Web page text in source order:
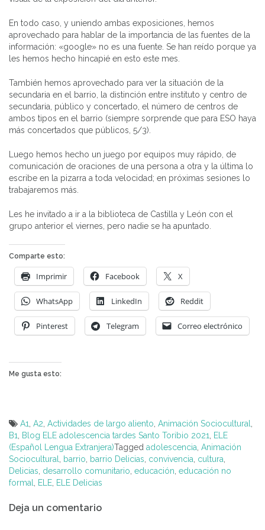
En todo caso, y uniendo ambas exposiciones, hemos
aprovechado para hablar de la importancia de las fuentes de la
información: «google» no es una fuente. Se han reído porque ya
les hemos hecho hincapié en esto este mes.
También hemos aprovechado para ver la situación de la
secundaria en el barrio, la distinción entre instituto y centro de
secundaria, público y concertado, el número de centros de
ambos tipos en el barrio (siempre sorprende que para ESO haya
más concertados que públicos, 5/3).
Luego hemos hecho un juego por equipos muy rápido, de
comunicación de oraciones de una persona a otra y la última lo
escribe en la pizarra a toda velocidad; en próximas sesiones lo
trabajaremos más.
Les he invitado a ir a la biblioteca de Castilla y León con el
grupo anterior el viernes, pero nadie se ha apuntado.
Comparte esto:
Imprimir Facebook X
WhatsApp LinkedIn Reddit
Pinterest Telegram Correo electrónico
Me gusta esto:
A1 A2 Actividades de largo aliento Animación Sociocultural
B1
Blog ELE adolescencia tardes Santo Toribio 2021
ELE
(Español Lengua Extranjera)Tagged adolescencia Animación
Sociocultural
barrio barrio Delicias convivencia cultura
Delicias desarrollo comunitario educación educación no
formal
ELE ELE Delicias
de
Deja un comentario